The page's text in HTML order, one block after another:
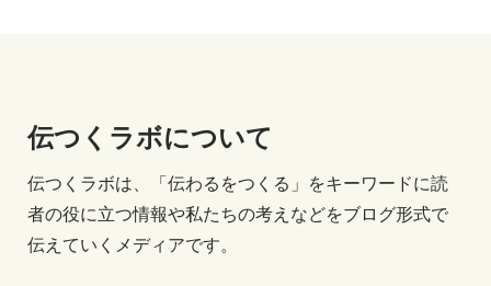
伝つくラボについて
伝つくラボは、「伝わるをつくる」をキーワードに読
者の役に立つ情報や私たちの考えなどをブログ形式で
伝えていくメディアです。